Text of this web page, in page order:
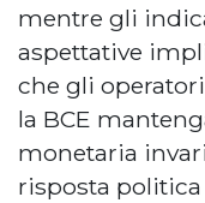
mentre gli
aspettative
che gli
la BCE
monetaria
risposta